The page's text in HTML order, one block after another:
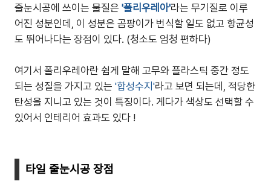
줄눈시공에 쓰이는 물질은 '폴리우레아'라는 무기질로 이루
어진 성분인데, 이 성분은 곰팡이가 번식할 일도 없고 항균성
도 뛰어나다는 장점이 있다. (청소도 엄청 편하다)
여기서 폴리우레아란 쉽게 말해 고무와 플라스틱 중간 정도
되는 성질을 가지고 있는 '합성수지'라고 보면 되는데, 적당한
탄성을 지니고 있는 것이 특징이다. 게다가 색상도 선택할 수
있어서 인테리어 효과도 있다 !
타일 줄눈시공 장점